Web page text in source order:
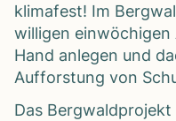
kli­ma­fest! Im
wil­li­gen
Hand anle­gen und
Auf­fors­tung von
Das